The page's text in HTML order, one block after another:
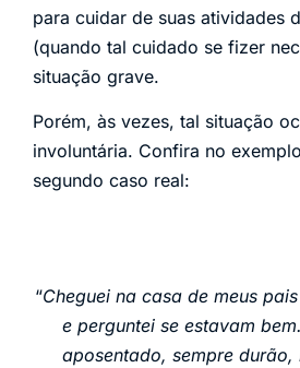
para cuidar de suas atividades
(quando tal cuidado se fizer
situação grave.
Porém, às vezes, tal situação
involuntária. Confira no
segundo caso real:
“Cheguei na casa de meus
e perguntei se estavam
aposentado, sempre durão,